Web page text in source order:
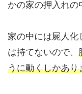
かの家の押入れの
家の中には屍人化
は持てないので、
うに動くしかあり